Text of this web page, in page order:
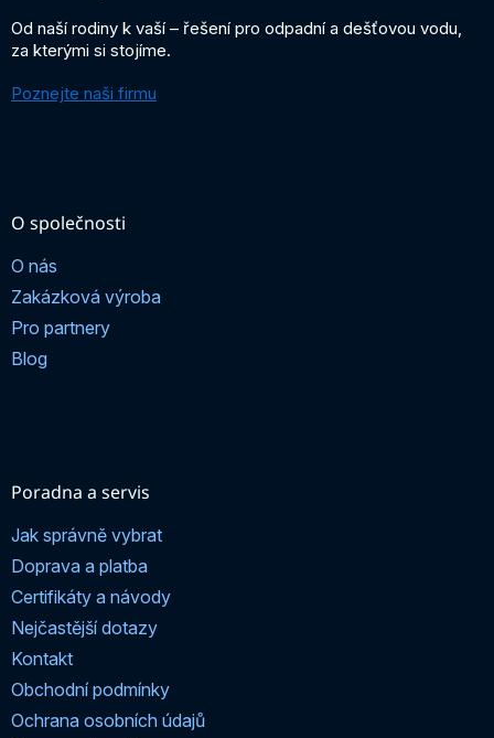
v
Od naší rodiny k vaší – řešení pro odpadní a dešťovou vodu,
za kterými si stojíme.
Poznejte naši firmu
O společnosti
O nás
Zakázková výroba
Pro partnery
Blog
Poradna a servis
Jak správně vybrat
Doprava a platba
Certifikáty a návody
Nejčastější dotazy
Kontakt
Obchodní podmínky
Ochrana osobních údajů